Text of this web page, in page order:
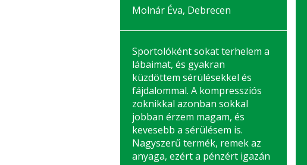
Molnár Éva, Debrecen
Sportolóként sokat terhelem a
lábaimat, és gyakran
küzdöttem sérülésekkel és
fájdalommal. A kompressziós
zoknikkal azonban sokkal
jobban érzem magam, és
kevesebb a sérülésem is.
Nagyszerű termék, remek az
anyaga, ezért a pénzért igazán